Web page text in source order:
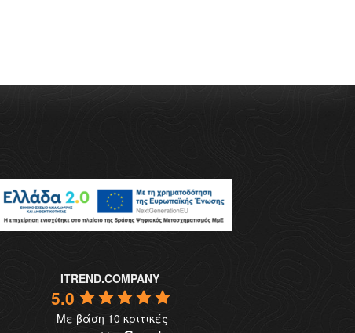
ITREND.COMPANY
5.0
Με βάση 10 κριτικές